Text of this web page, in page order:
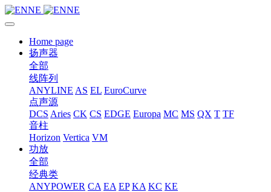
Home page
扬声器
全部
线阵列
ANYLINE AS EL EuroCurve
点声源
DCS Aries CK CS EDGE Europa MC MS QX T TF
音柱
Horizon Vertica VM
功放
全部
经典类
ANYPOWER CA EA EP KA KC KE